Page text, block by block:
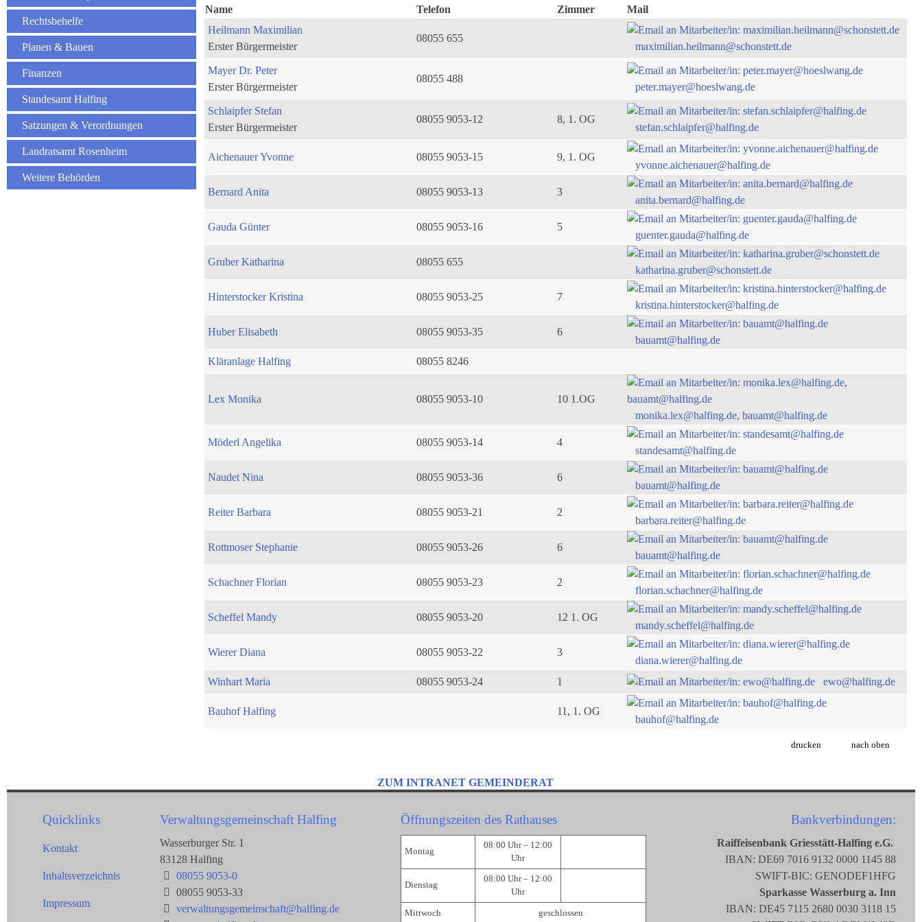
Rechtsbehelfe
Planen & Bauen
Finanzen
Standesamt Halfing
Satzungen & Verordnungen
Landratsamt Rosenheim
Weitere Behörden
Name
Telefon Zimmer
Mail
Heilmann Maximilian
Erster Bürgermeister
08055 655
maximilian.heilmann@schonstett.de
Mayer Dr. Peter
Erster Bürgermeister
08055 488
peter.mayer@hoeslwang.de
Schlaipfer Stefan
Erster Bürgermeister
08055 9053-12 8, 1. OG
stefan.schlaipfer@halfing.de
Aichenauer Yvonne 08055 9053-15 9, 1. OG
yvonne.aichenauer@halfing.de
Bernard Anita 08055 9053-13 3
anita.bernard@halfing.de
Gauda Günter 08055 9053-16 5
guenter.gauda@halfing.de
Gruber Katharina 08055 655
katharina.gruber@schonstett.de
Hinterstocker Kristina 08055 9053-25 7
kristina.hinterstocker@halfing.de
Huber Elisabeth 08055 9053-35 6
bauamt@halfing.de
Kläranlage Halfing
08055 8246
Lex Monika 08055 9053-10
10 1.OG
monika.lex@halfing.de, bauamt@halfing.de
Möderl Angelika 08055 9053-14 4
standesamt@halfing.de
Naudet Nina 08055 9053-36 6
bauamt@halfing.de
Reiter Barbara 08055 9053-21 2
barbara.reiter@halfing.de
Rottmoser Stephanie 08055 9053-26 6
bauamt@halfing.de
Schachner Florian 08055 9053-23 2
florian.schachner@halfing.de
Scheffel Mandy 08055 9053-20 12 1. OG
mandy.scheffel@halfing.de
Wierer Diana 08055 9053-22 3
diana.wierer@halfing.de
Winhart Maria
08055 9053-24 1 ewo@halfing.de
Bauhof Halfing 11, 1. OG
bauhof@halfing.de
drucken nach oben
ZUM INTRANET GEMEINDERAT
Quicklinks
Kontakt
Inhaltsverzeichnis
Impressum
Verwaltungsgemeinschaft Halfing
Wasserburger Str. 1
83128 Halfing
08055 9053-0
08055 9053-33
verwaltungsgemeinschaft@halfing.de
Öffnungszeiten des Rathauses
Montag
08:00 Uhr – 12:00
Uhr
Dienstag
08:00 Uhr – 12:00
Uhr
Mittwoch geschlossen
Bankverbindungen:
Raiffeisenbank Griesstätt-Halfing e.G.
IBAN: DE69 7016 9132 0000 1145 88
SWIFT-BIC: GENODEF1HFG
Sparkasse Wasserburg a. Inn
IBAN: DE45 7115 2680 0030 3118 15